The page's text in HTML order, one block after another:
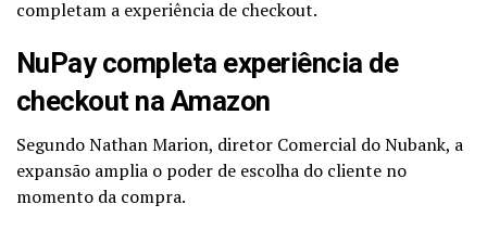
completam a experiência de checkout.
NuPay completa experiência de
checkout na Amazon
Segundo Nathan Marion, diretor Comercial do Nubank, a
expansão amplia o poder de escolha do cliente no
momento da compra.